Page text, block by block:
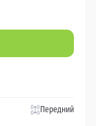
Передний